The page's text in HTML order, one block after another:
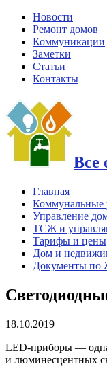
Новости
Ремонт домов
Коммуникации
Заметки
Статьи
Контакты
Все
Главная
Коммунальные
Управление
ТСЖ и
Тарифы и цены
Дом и
Документы
18.10.2019
LED-приборы — одна
и люминесцентных